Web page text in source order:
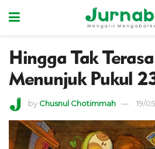
Hingga Tak
Menunjuk Pukul
by Chusnul Chotimmah 19/